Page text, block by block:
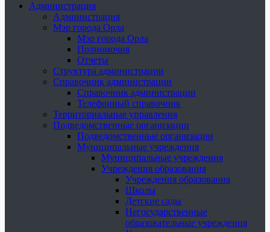
Администрация
Администрация
Мэр города Орла
Мэр города Орла
Полномочия
Отчеты
Структура администрации
Справочник администрации
Справочник администрации
Телефонный справочник
Территориальные управления
Подведомственные организации
Подведомственные организации
Муниципальные учреждения
Муниципальные учреждения
Учреждения образования
Учреждения образования
Школы
Детские сады
Негосударственные
образовательные учреждения